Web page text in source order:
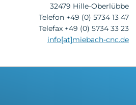
32479 Hille-Oberlübbe
Telefon +49 (0) 5734 13 47
Telefax +49 (0) 5734 33 23
info[at]miebach-cnc.de